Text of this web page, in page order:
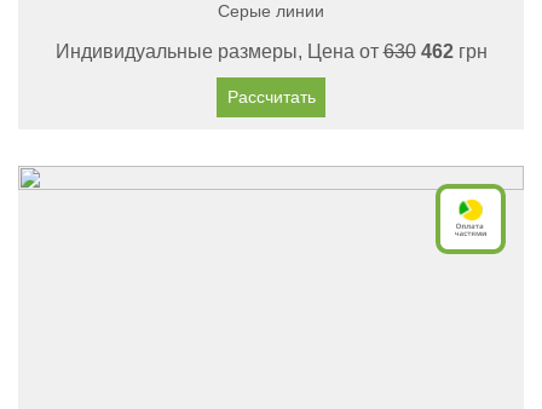
Серые линии
Индивидуальные размеры, Цена от630 462грн
Рассчитать